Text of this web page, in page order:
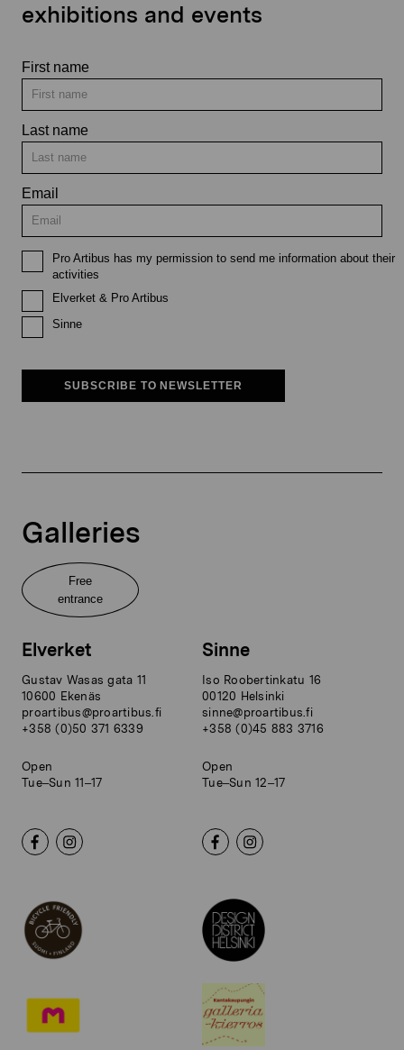
exhibitions and events
First name
Last name
Email
Pro Artibus has my permission to send me information about their
activities
Elverket & Pro Artibus
Sinne
SUBSCRIBE TO NEWSLETTER
Galleries
Free
entrance
Elverket
Gustav Wasas gata 11
10600 Ekenäs
proartibus@proartibus.fi
+358 (0)50 371 6339
Open
Tue–Sun 11–17
Sinne
Iso Roobertinkatu 16
00120 Helsinki
sinne@proartibus.fi
+358 (0)45 883 3716
Open
Tue–Sun 12–17